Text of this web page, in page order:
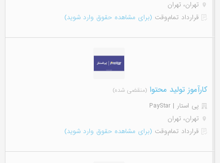
تهران، تهران
قرارداد تمام‌وقت (برای مشاهده حقوق وارد شوید)
کارآموز تولید محتوا (منقضی شده)
پی استار | PayStar
تهران، تهران
قرارداد تمام‌وقت (برای مشاهده حقوق وارد شوید)